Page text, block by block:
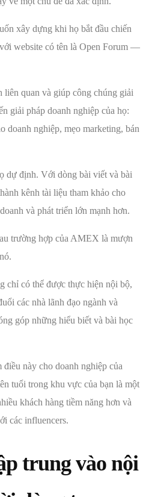
xây dựng khi họ bắt đầu chiến
website có tên là Open Forum —
quan và giúp công chúng giải
giải pháp doanh nghiệp của họ:
doanh nghiệp, mẹo marketing, bán
dự định. Với dòng bài viết và bài
kênh tài liệu tham khảo cho
và phát triển lớn mạnh hơn.
trường hợp của AMEX là mượn
chỉ có thể được thực hiện nội bộ,
các nhà lãnh đạo ngành và
góp những hiểu biết và bài học
này cho doanh nghiệp của
tuổi trong khu vực của bạn là một
khách hàng tiềm năng hơn và
các influencers.
trung vào nội